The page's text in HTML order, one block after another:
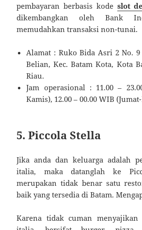
pembayaran berbasis kode slot
dikembangkan oleh Bank
memudahkan transaksi non-tunai.
Alamat : Ruko Bida Asri 2 No. 9
Belian, Kec. Batam Kota, Kota
Riau.
Jam operasional : 11.00 –
Kamis), 12.00 – 00.00 WIB
5. Piccola Stella
Jika anda dan keluarga adalah
italia, maka datanglah ke
merupakan tidak benar satu
baik yang tersedia di Batam.
Karena tidak cuman menyajikan